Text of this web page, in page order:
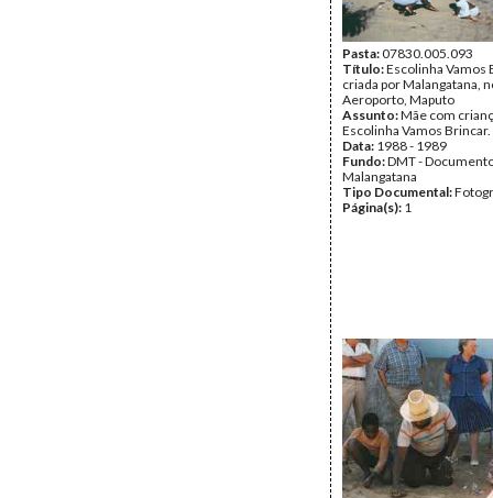
Pasta:07830.005.093
Título:Escolinha Vamos
criada por Malangatana,
Aeroporto, Maputo
Assunto:Mãe com
Escolinha Vamos Brincar.
Data: 1988 - 1989
Fundo:DMT -
Malangatana
Tipo Documental:
Página(s): 1